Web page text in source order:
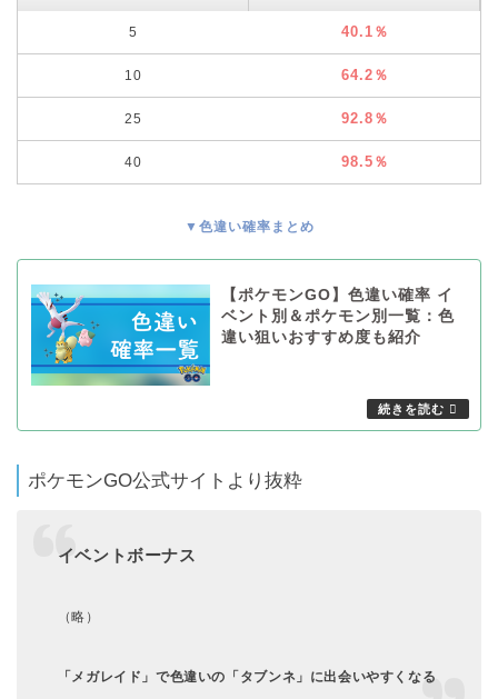
5 40.1％
10 64.2％
25 92.8％
40 98.5％
▼色違い確率まとめ
【ポケモンGO】色違い確率 イ
ベント別＆ポケモン別一覧：色
違い狙いおすすめ度も紹介
ポケモンGO公式サイトより抜粋
イベントボーナス
（略）
「メガレイド」で色違いの「タブンネ」に出会いやすくなる